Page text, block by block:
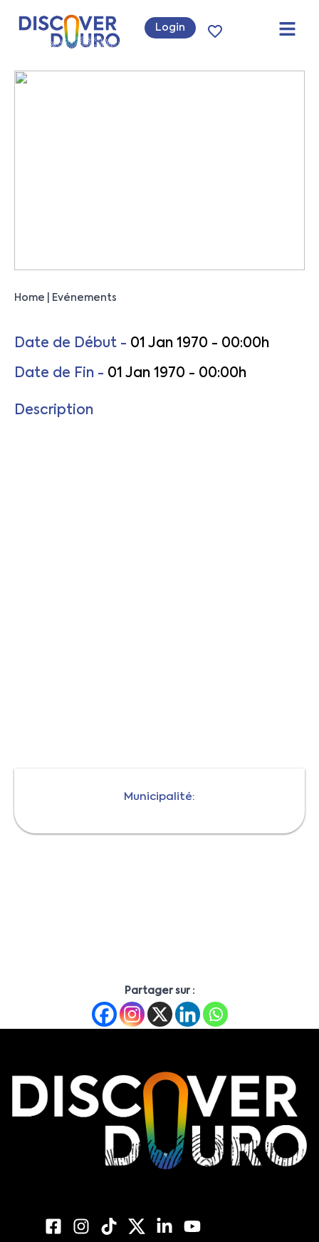
Login
Home Evénements
Date de Début - 01 Jan 1970 - 00:00h
Date de Fin - 01 Jan 1970 - 00:00h
Description
Municipalité:
Partager sur :